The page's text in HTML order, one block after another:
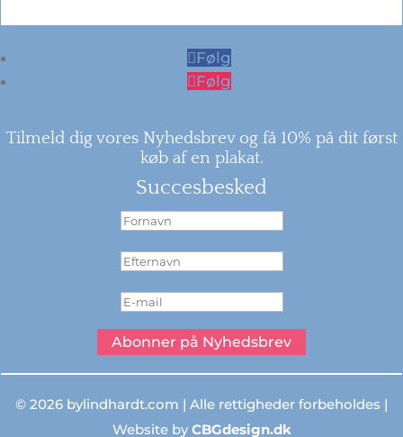
Følg
Følg
Tilmeld dig vores Nyhedsbrev og få 10% på dit først
køb af en plakat.
Succesbesked
Abonner på Nyhedsbrev
© 2026 bylindhardt.com | Alle rettigheder forbeholdes |
Website byCBGdesign.dk